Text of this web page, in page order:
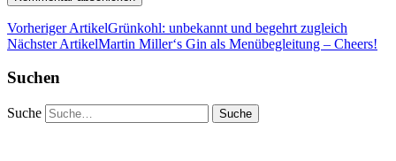
Vorheriger ArtikelGrünkohl: unbekannt und begehrt zugleich
Nächster ArtikelMartin Miller‘s Gin als Menübegleitung – Cheers!
Suchen
Suche